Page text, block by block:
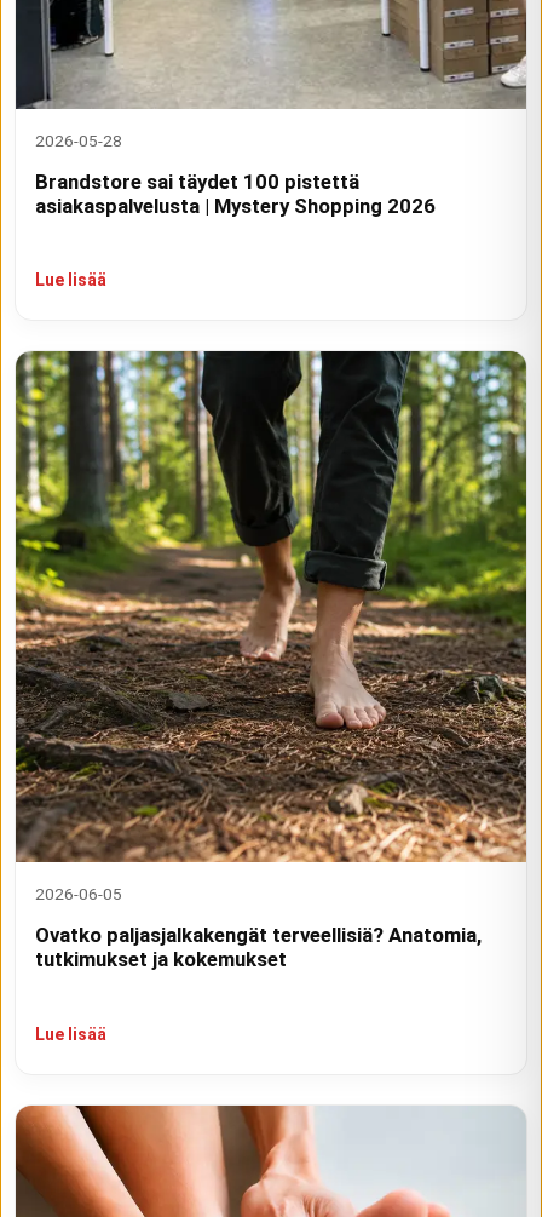
2026-05-28
Brandstore sai täydet 100 pistettä
asiakaspalvelusta | Mystery Shopping 2026
Lue lisää
2026-06-05
Ovatko paljasjalkakengät terveellisiä? Anatomia,
tutkimukset ja kokemukset
Lue lisää